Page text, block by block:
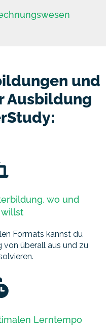
und
Ausbildung
wo und
Formats kannst du
von überall aus und zu
Lerntempo